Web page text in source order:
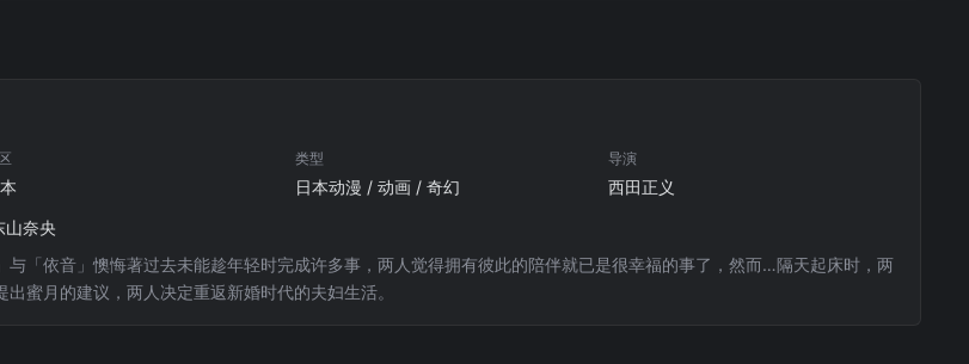
类型
日本动漫 / 动画 / 奇幻
导演
西田正义
山奈央
与「依音」懊悔著过去未能趁年轻时完成许多事，两人觉得拥有彼此的陪伴就已是很幸福的事了，然而…隔天起床时，两
蜜月的建议，两人决定重返新婚时代的夫妇生活。